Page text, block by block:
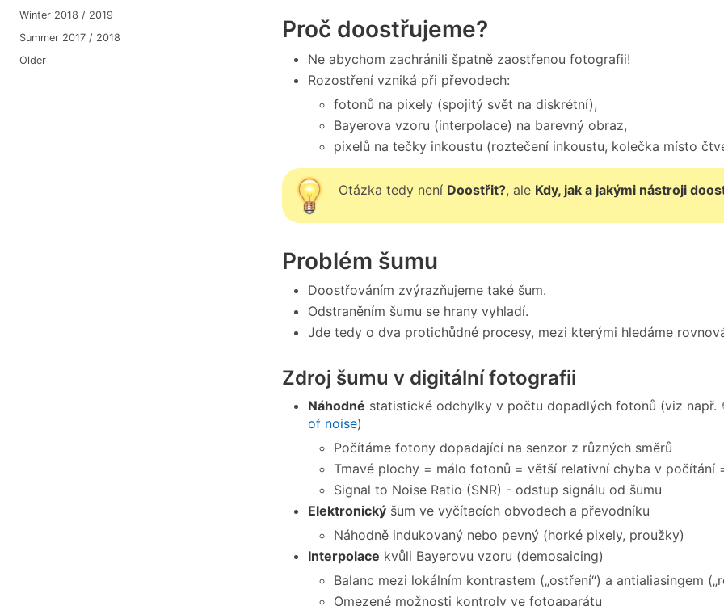
Winter 2018 / 2019
Summer 2017 / 2018
Older
Proč doostřujeme?
Ne abychom zachránili špatně zaostřenou fotografii!
Rozostření vzniká při převodech:
fotonů na pixely (spojitý svět na diskrétní),
Bayerova vzoru (interpolace) na barevný obraz,
pixelů na tečky inkoustu (roztečení inkoustu, kolečka místo
Otázka tedy není Doostřit?, ale Kdy, jak a jakými nástroji
Problém šumu
Doostřováním zvýrazňujeme také šum.
Odstraněním šumu se hrany vyhladí.
Jde tedy o dva protichůdné procesy, mezi kterými hledáme
Zdroj šumu v digitální fotografii
Náhodné statistické odchylky v počtu dopadlých fotonů (viz např.
of noise)
Počítáme fotony dopadající na senzor z různých směrů
Tmavé plochy = málo fotonů = větší relativní chyba v počítání
Signal to Noise Ratio (SNR) - odstup signálu od šumu
Elektronický šum ve vyčítacích obvodech a převodníku
Náhodně indukovaný nebo pevný (horké pixely, proužky)
Interpolace kvůli Bayerovu vzoru (demosaicing)
Balanc mezi lokálním kontrastem („ostření“) a antialiasingem
Omezené možnosti kontroly ve fotoaparátu